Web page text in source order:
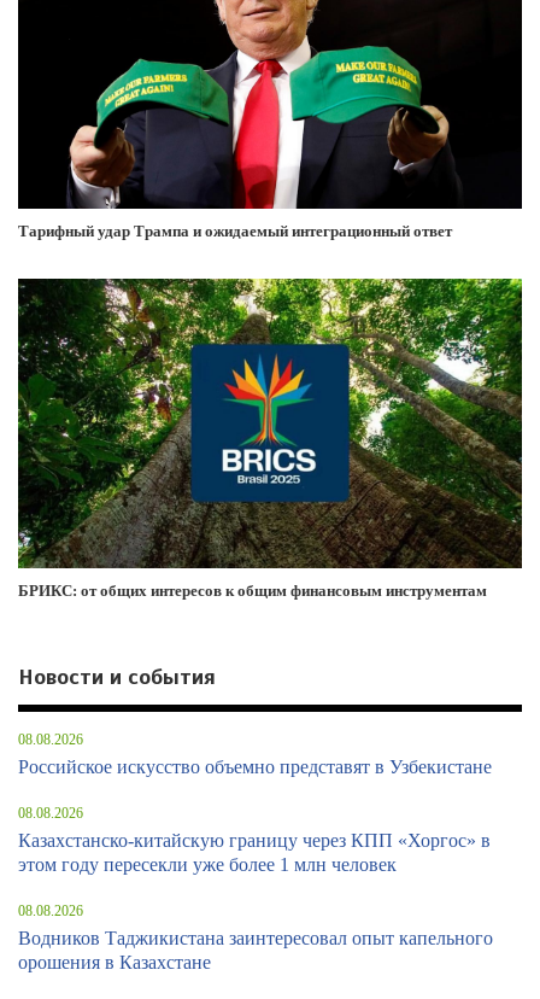
Тарифный удар Трампа и ожидаемый интеграционный ответ
БРИКС: от общих интересов к общим финансовым инструментам
Новости и события
08.08.2026
Российское искусство объемно представят в Узбекистане
08.08.2026
Казахстанско-китайскую границу через КПП «Хоргос» в
этом году пересекли уже более 1 млн человек
08.08.2026
Водников Таджикистана заинтересовал опыт капельного
орошения в Казахстане